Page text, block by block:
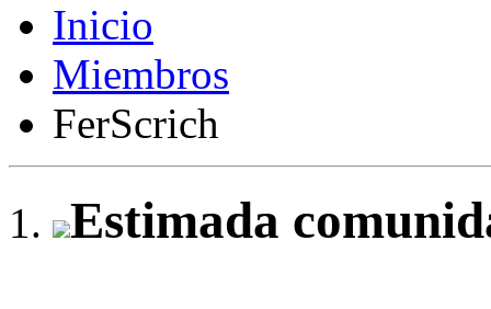
Miembros
FerScrich
Estimada